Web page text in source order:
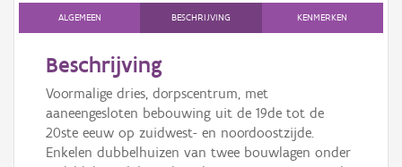
Persoon of collectief
Downloads
Hergebruik
Aanmelden
ALGEMEEN BESCHRIJVING KENMERKEN
Beschrijving
Voormalige dries, dorpscentrum, met
aaneengesloten bebouwing uit de 19de tot de
20ste eeuw op zuidwest- en noordoostzijde.
Enkelen dubbelhuizen van twee bouwlagen onder